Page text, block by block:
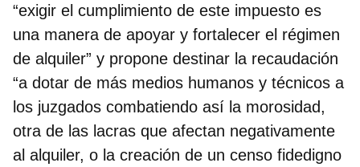
“exigir el cumplimiento de este impuesto es
una manera de apoyar y fortalecer el régimen
de alquiler” y propone destinar la recaudación
“a dotar de más medios humanos y técnicos a
los juzgados combatiendo así la morosidad,
otra de las lacras que afectan negativamente
al alquiler, o la creación de un censo fidedigno